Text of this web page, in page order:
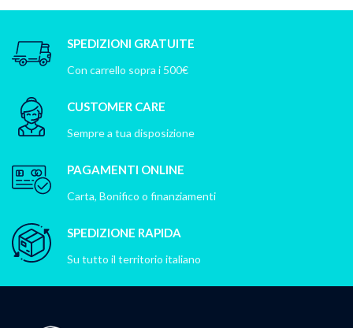
SPEDIZIONI GRATUITE
Con carrello sopra i 500€
CUSTOMER CARE
Sempre a tua disposizione
PAGAMENTI ONLINE
Carta, Bonifico o finanziamenti
SPEDIZIONE RAPIDA
Su tutto il territorio italiano